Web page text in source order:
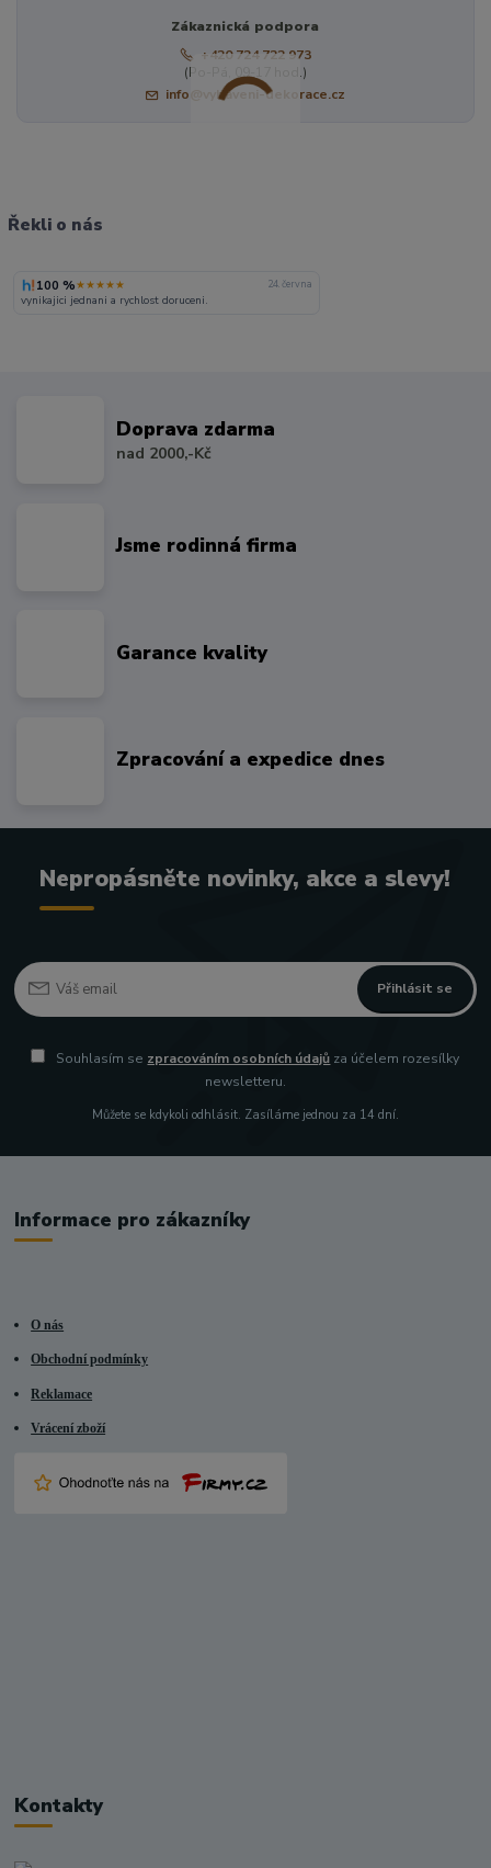
Zákaznická podpora
+420 724 722 973
(Po-Pá, 09-17 hod.)
info@vybaveni-dekorace.cz
Řekli o nás
100 %★★★★★ 24. června
vynikajici jednani a rychlost doruceni.
Doprava zdarma
nad 2000,-Kč
Jsme rodinná firma
Garance kvality
Zpracování a expedice dnes
Nepropásněte novinky, akce a slevy!
Přihlásit se
Souhlasím se zpracováním osobních údajů za účelem rozesílky
newsletteru.
Můžete se kdykoli odhlásit. Zasíláme jednou za 14 dní.
Informace pro zákazníky
O nás
Obchodní podmínky
Reklamace
Vrácení zboží
Kontakty